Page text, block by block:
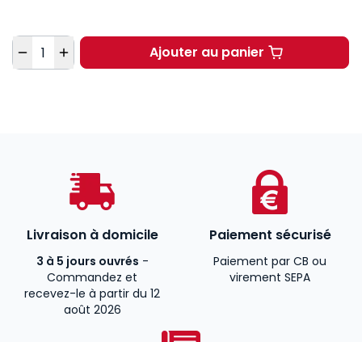
Quantité Ajouter au panier
La police
Livraison à domicile
3 à 5 jours ouvrés -
Commandez et
recevez-le à partir du 12
août 2026
Paiement sécurisé
Paiement par CB ou
virement SEPA